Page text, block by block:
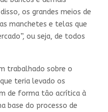
os grandes meios de
manchetes e telas que
ou seja, de todos
trabalhado sobre o
teria levado os
de forma tão acrítica à
base do processo de